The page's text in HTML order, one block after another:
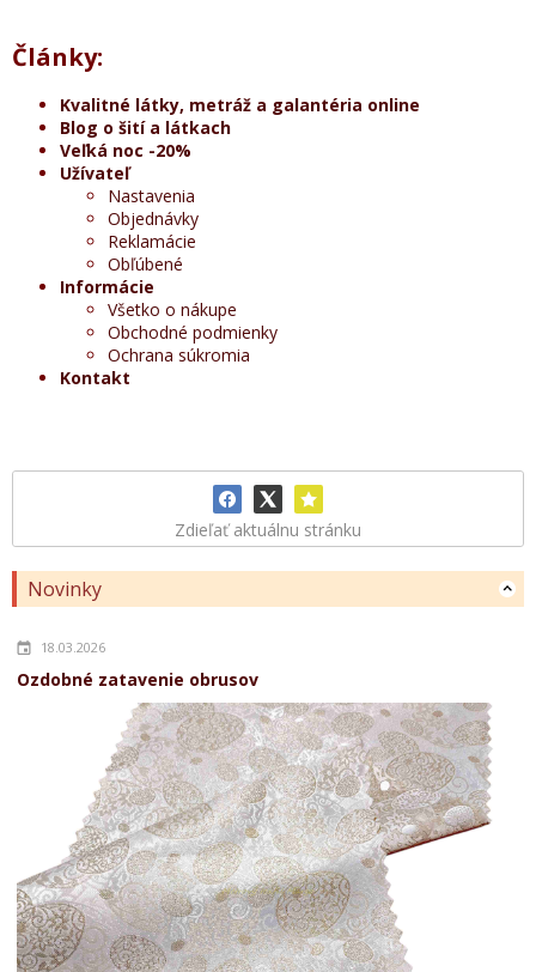
Zdieľať aktuálnu stránku
Novinky
18.03.2026
Ozdobné zatavenie obrusov
Články:
Kvalitné látky, metráž a galantéria online
Blog o šití a látkach
Veľká noc -20%
Užívateľ
Nastavenia
Objednávky
Reklamácie
Obľúbené
Informácie
Všetko o nákupe
Obchodné podmienky
Ochrana súkromia
Kontakt